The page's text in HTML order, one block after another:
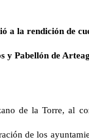
a la rendición de
y Pabellón de
de la Torre, al
de los